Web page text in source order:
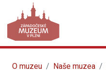
O muzeu Naše muzea